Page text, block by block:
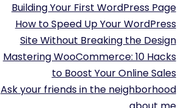
Building Your First WordPress Page
How to Speed Up Your WordPress
Site Without Breaking the Design
Mastering WooCommerce: 10 Hacks
to Boost Your Online Sales
Ask your friends in the neighborhood